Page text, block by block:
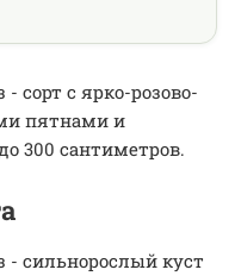
сорт с ярко-розово-
пятнами и
300 сантиметров.
- сильнорослый куст